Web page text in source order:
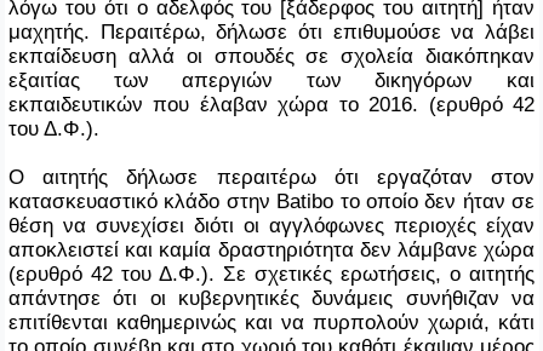
λόγω του ότι ο αδελφός του [ξάδερφος του αιτητή] ήταν
μαχητής. Περαιτέρω, δήλωσε ότι επιθυμούσε να λάβει
εκπαίδευση αλλά οι σπουδές σε σχολεία διακόπηκαν
εξαιτίας των απεργιών των δικηγόρων και
εκπαιδευτικών που έλαβαν χώρα το 2016. (ερυθρό 42
του Δ.Φ.).
Ο αιτητής δήλωσε περαιτέρω ότι εργαζόταν στον
κατασκευαστικό κλάδο στην Batibo το οποίο δεν ήταν σε
θέση να συνεχίσει διότι οι αγγλόφωνες περιοχές είχαν
αποκλειστεί και καμία δραστηριότητα δεν λάμβανε χώρα
(ερυθρό 42 του Δ.Φ.). Σε σχετικές ερωτήσεις, ο αιτητής
απάντησε ότι οι κυβερνητικές δυνάμεις συνήθιζαν να
επιτίθενται καθημερινώς και να πυρπολούν χωριά, κάτι
το οποίο συνέβη και στο χωριό του καθότι έκαψαν μέρος